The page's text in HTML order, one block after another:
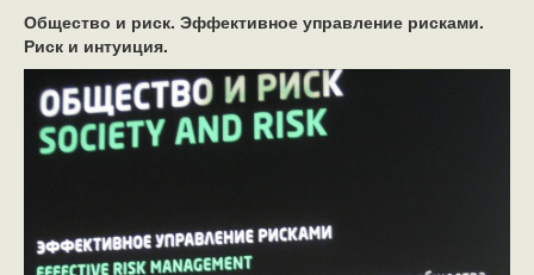
Общество и риск. Эффективное управление рисками.
Риск и интуиция.